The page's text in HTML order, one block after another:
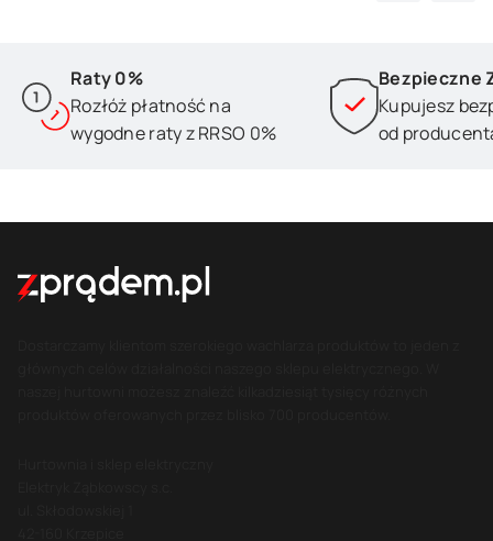
Raty 0%
Rozłóż płatność na
wygodne raty z RRSO 0%
Bezpieczne
Kupujesz
od